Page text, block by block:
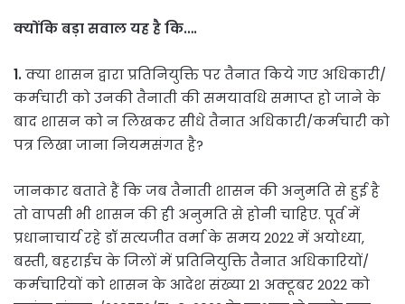
क्योंकि बड़ा सवाल यह है कि….
1. क्या शासन द्वारा प्रतिनियुक्ति पर तैनात किये गए अधिकारी/
कर्मचारी को उनकी तैनाती की समयावधि समाप्त हो जाने के
बाद शासन को न लिखकर सीधे तैनात अधिकारी/कर्मचारी को
पत्र लिखा जाना नियमसंगत है?
जानकार बताते हैं कि जब तैनाती शासन की अनुमति से हुई है
तो वापसी भी शासन की ही अनुमति से होनी चाहिए. पूर्व में
प्रधानाचार्य रहे डॉ सत्यजीत वर्मा के समय 2022 में अयोध्या,
बस्ती, बहराईच के जिलों में प्रतिनियुक्ति तैनात अधिकारियों/
कर्मचारियों को शासन के आदेश संख्या 21 अक्टूबर 2022 को